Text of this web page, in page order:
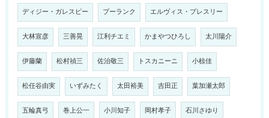
ディジー・ガレスピー プーランク エルヴィス・プレスリー
大林宣彦 三善晃 江利チエミ かまやつひろし 太川陽介
伊藤蘭 松村禎三 佐治敬三 トスカニーニ 小椋佳
松任谷由実 いずみたく 太田裕美 吉田正 葉加瀬太郎
五輪真弓 巻上公一 小川知子 岡村孝子 石川さゆり